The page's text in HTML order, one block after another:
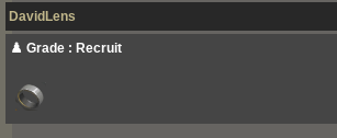
DavidLens
♟️ Grade : Recruit